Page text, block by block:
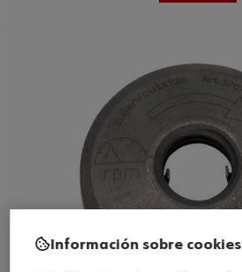
Información sobre cookies